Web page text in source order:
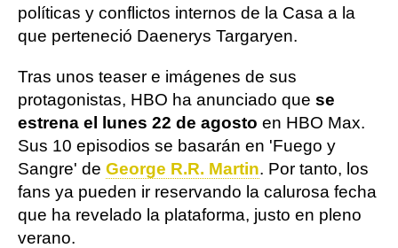
políticas y conflictos internos de la Casa a la
que perteneció Daenerys Targaryen.
Tras unos teaser e imágenes de sus
protagonistas, HBO ha anunciado que se
estrena el lunes 22 de agosto en HBO Max.
Sus 10 episodios se basarán en 'Fuego y
Sangre' de George R.R. Martin. Por tanto, los
fans ya pueden ir reservando la calurosa fecha
que ha revelado la plataforma, justo en pleno
verano.